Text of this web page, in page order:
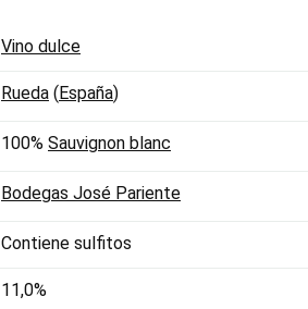
Vino dulce
Rueda (España)
100% Sauvignon blanc
Bodegas José Pariente
Contiene sulfitos
11,0%